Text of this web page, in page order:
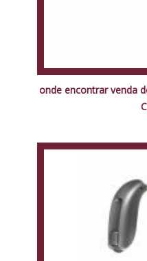
onde encontrar venda